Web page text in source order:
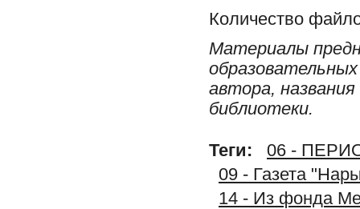
Количество
Материалы
автора,
библиотеки.
Теги:
06 -
09 - Газета
14 - Из фонда